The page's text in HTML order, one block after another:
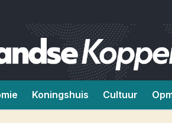
Koningshuis Cultuur